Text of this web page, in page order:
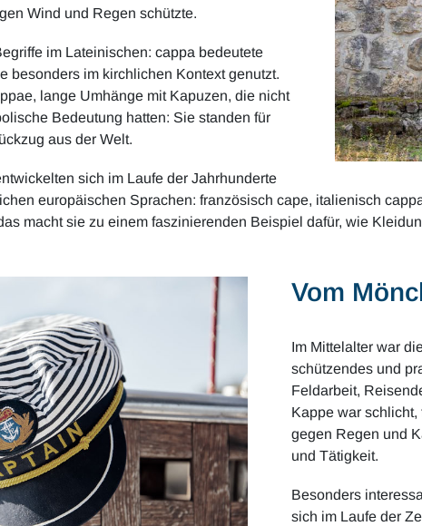
Wind und Regen schützte.
im Lateinischen: cappa bedeutete
besonders im kirchlichen Kontext genutzt.
lange Umhänge mit Kapuzen, die nicht
Bedeutung hatten: Sie standen für
aus der Welt.
sich im Laufe der Jahrhunderte
europäischen Sprachen: französisch cape, italienisch
macht sie zu einem faszinierenden Beispiel dafür, wie
Vom
Im Mittelalter war
schützendes und
Feldarbeit,
Kappe war
gegen Regen und
und Tätigkeit.
Besonders
sich im Laufe der